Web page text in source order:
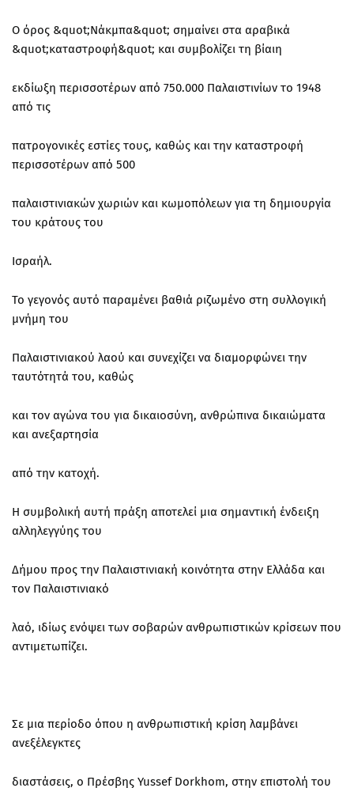
Ο όρος &quot;Νάκμπα&quot; σημαίνει στα αραβικά
&quot;καταστροφή&quot; και συμβολίζει τη βίαιη
εκδίωξη περισσοτέρων από 750.000 Παλαιστινίων το 1948
από τις
πατρογονικές εστίες τους, καθώς και την καταστροφή
περισσοτέρων από 500
παλαιστινιακών χωριών και κωμοπόλεων για τη δημιουργία
του κράτους του
Ισραήλ.
Το γεγονός αυτό παραμένει βαθιά ριζωμένο στη συλλογική
μνήμη του
Παλαιστινιακού λαού και συνεχίζει να διαμορφώνει την
ταυτότητά του, καθώς
και τον αγώνα του για δικαιοσύνη, ανθρώπινα δικαιώματα
και ανεξαρτησία
από την κατοχή.
Η συμβολική αυτή πράξη αποτελεί μια σημαντική ένδειξη
αλληλεγγύης του
Δήμου προς την Παλαιστινιακή κοινότητα στην Ελλάδα και
τον Παλαιστινιακό
λαό, ιδίως ενόψει των σοβαρών ανθρωπιστικών κρίσεων που
αντιμετωπίζει.
Σε μια περίοδο όπου η ανθρωπιστική κρίση λαμβάνει
ανεξέλεγκτες
διαστάσεις, ο Πρέσβης Yussef Dorkhom, στην επιστολή του